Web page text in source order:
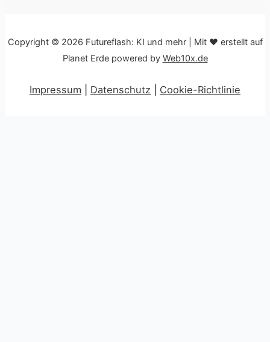
Copyright © 2026 Futureflash: KI und mehr | Mit ♥ erstellt auf
Planet Erde powered by Web10x.de
Impressum Datenschutz Cookie-Richtlinie